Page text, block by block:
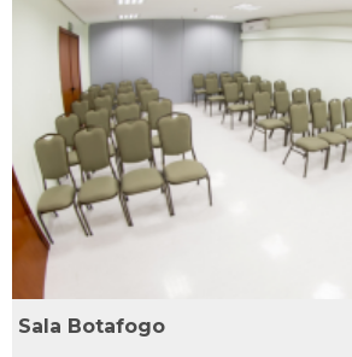
L1
L2
L3
L4
Sala Botafogo